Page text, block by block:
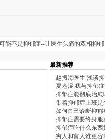
能不是抑郁症--让医生头痛的双相抑郁
最新推荐
赵振海医生 浅谈
夏老湿:我与抑郁症
抑郁症能彻底治愈
带着抑郁症上班是
如何自己诊断抑郁
抑郁症需要终身服
抑郁症吃什么东西
穷人和富人谁更容